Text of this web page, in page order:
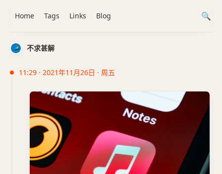
不求甚解
11:29 · 2021年11月26日 · 周五
Home Tags Links Blog